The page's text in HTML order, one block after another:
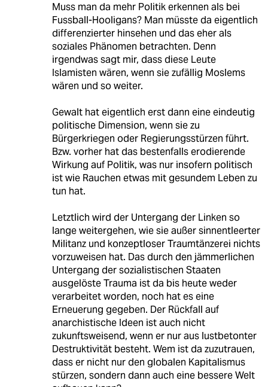
Muss man da mehr Politik erkennen als bei
Fussball-Hooligans? Man müsste da eigentlich
differenzierter hinsehen und das eher als
soziales Phänomen betrachten. Denn
irgendwas sagt mir, dass diese Leute
Islamisten wären, wenn sie zufällig Moslems
wären und so weiter.
Gewalt hat eigentlich erst dann eine eindeutig
politische Dimension, wenn sie zu
Bürgerkriegen oder Regierungsstürzen führt.
Bzw. vorher hat das bestenfalls erodierende
Wirkung auf Politik, was nur insofern politisch
ist wie Rauchen etwas mit gesundem Leben zu
tun hat.
Letztlich wird der Untergang der Linken so
lange weitergehen, wie sie außer sinnentleerter
Militanz und konzeptloser Traumtänzerei nichts
vorzuweisen hat. Das durch den jämmerlichen
Untergang der sozialistischen Staaten
ausgelöste Trauma ist da bis heute weder
verarbeitet worden, noch hat es eine
Erneuerung gegeben. Der Rückfall auf
anarchistische Ideen ist auch nicht
zukunftsweisend, wenn er nur aus lustbetonter
Destruktivität besteht. Wem ist da zuzutrauen,
dass er nicht nur den globalen Kapitalismus
stürzen, sondern dann auch eine bessere Welt